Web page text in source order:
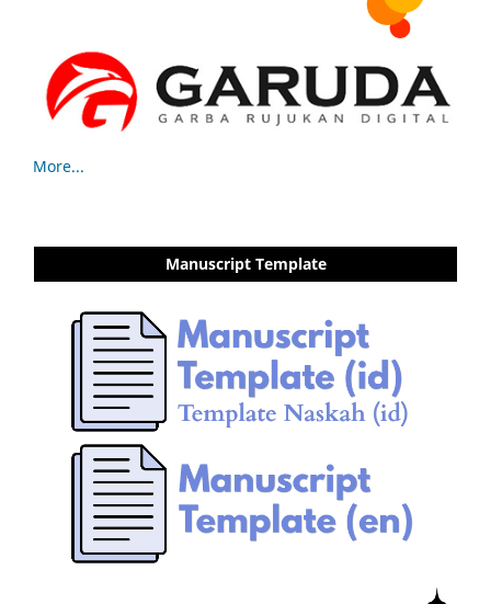
More...
Manuscript Template